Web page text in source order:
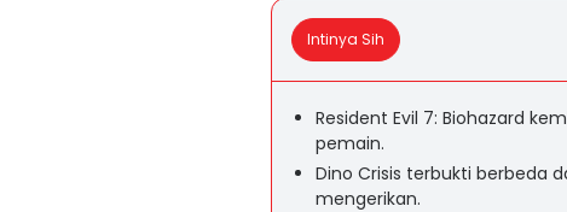
Intinya Sih
Resident Evil 7: Biohazard
pemain.
Dino Crisis terbukti berbeda
mengerikan.